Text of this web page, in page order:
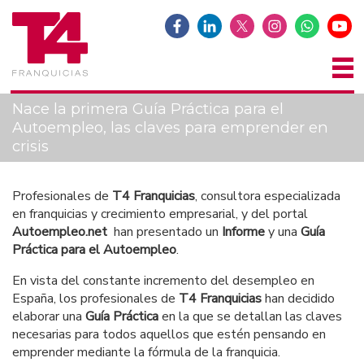
Nace la primera Guía Práctica para el
Autoempleo, las claves para emprender en
crisis
Profesionales de T4 Franquicias, consultora especializada
en franquicias y crecimiento empresarial, y del portal
Autoempleo.net han presentado un Informey una Guía
Práctica para el Autoempleo.
En vista del constante incremento del desempleo en
España, los profesionales de T4 Franquiciashan decidido
elaborar una Guía Prácticaen la que se detallan las claves
necesarias para todos aquellos que estén pensando en
emprender mediante la fórmula de la franquicia.